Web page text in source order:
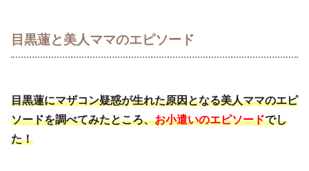
目黒蓮と美人ママのエピソード
目黒蓮にマザコン疑惑が生れた原因となる美人ママのエピ
ソードを調べてみたところ、お小遣いのエピソードでし
た！